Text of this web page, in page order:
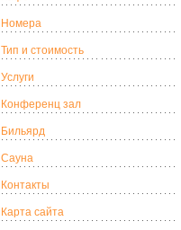
Номера
Тип и стоимость
Услуги
Конференц зал
Бильярд
Сауна
Контакты
Карта сайта